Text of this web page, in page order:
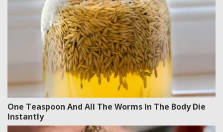
One Teaspoon And All The Worms In The Body Die
Instantly